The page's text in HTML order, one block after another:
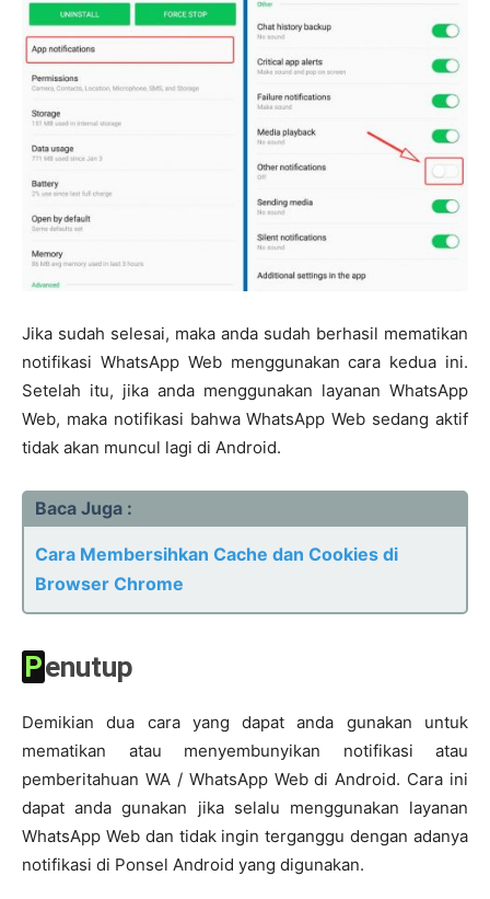
Jika sudah selesai, maka anda sudah berhasil mematikan
notifikasi WhatsApp Web menggunakan cara kedua ini.
Setelah itu, jika anda menggunakan layanan WhatsApp
Web, maka notifikasi bahwa WhatsApp Web sedang aktif
tidak akan muncul lagi di Android.
Baca Juga :
Cara Membersihkan Cache dan Cookies di
Browser Chrome
Penutup
Demikian dua cara yang dapat anda gunakan untuk
mematikan atau menyembunyikan notifikasi atau
pemberitahuan WA / WhatsApp Web di Android. Cara ini
dapat anda gunakan jika selalu menggunakan layanan
WhatsApp Web dan tidak ingin terganggu dengan adanya
notifikasi di Ponsel Android yang digunakan.